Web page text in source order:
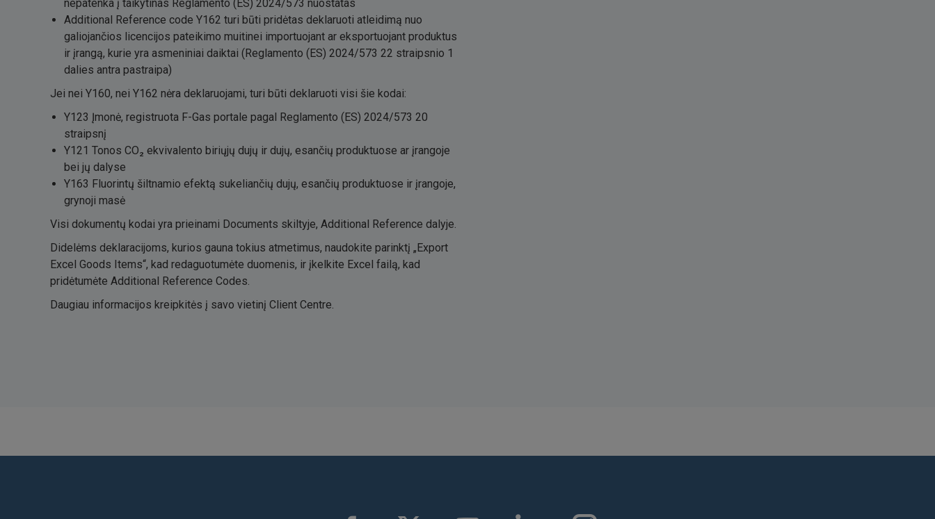
nepatenka į taikytinas Reglamento (ES) 2024/573 nuostatas
Additional Reference code Y162 turi būti pridėtas deklaruoti atleidimą nuo
galiojančios licencijos pateikimo muitinei importuojant ar eksportuojant produktus
ir įrangą, kurie yra asmeniniai daiktai (Reglamento (ES) 2024/573 22 straipsnio 1
dalies antra pastraipa)
Jei nei Y160, nei Y162 nėra deklaruojami, turi būti deklaruoti visi šie kodai:
Y123 Įmonė, registruota F-Gas portale pagal Reglamento (ES) 2024/573 20
straipsnį
Y121 Tonos CO₂ ekvivalento biriųjų dujų ir dujų, esančių produktuose ar įrangoje
bei jų dalyse
Y163 Fluorintų šiltnamio efektą sukeliančių dujų, esančių produktuose ir įrangoje,
grynoji masė
Visi dokumentų kodai yra prieinami Documents skiltyje, Additional Reference dalyje.
Didelėms deklaracijoms, kurios gauna tokius atmetimus, naudokite parinktį „Export
Excel Goods Items“, kad redaguotumėte duomenis, ir įkelkite Excel failą, kad
pridėtumėte Additional Reference Codes.
Daugiau informacijos kreipkitės į savo vietinį Client Centre.